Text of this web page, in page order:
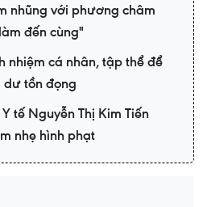
nhũng với phương châm
đến cùng"
nhiệm cá nhân, tập thể để
dư tồn đọng
tế Nguyễn Thị Kim Tiến
nhẹ hình phạt